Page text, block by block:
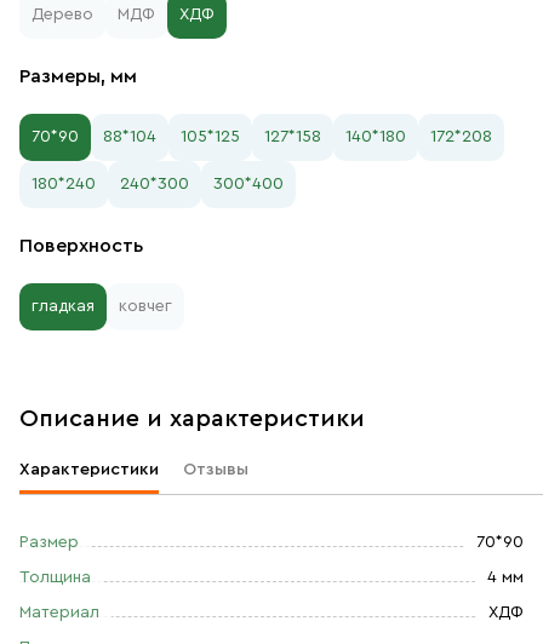
Дерево МДФ ХДФ
Размеры, мм
70*90 88*104 105*125 127*158 140*180 172*208
180*240 240*300 300*400
Поверхность
гладкая ковчег
Описание и характеристики
Характеристики Отзывы
Размер 70*90
Толщина 4 мм
Материал ХДФ